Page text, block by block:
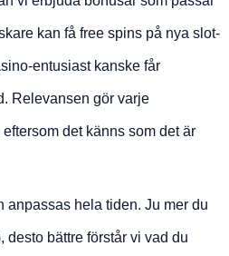
kan få free spins på nya slot-
entusiast kanske får
Relevansen gör varje
det känns som det är
anpassas hela tiden. Ju mer du
desto bättre förstår vi vad du